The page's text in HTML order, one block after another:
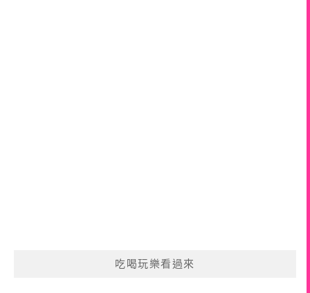
吃喝玩樂看過來